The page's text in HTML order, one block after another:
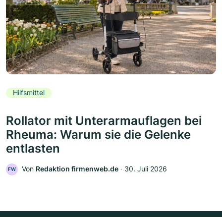
Hilfsmittel
Rollator mit Unterarmauflagen bei
Rheuma: Warum sie die Gelenke
entlasten
FW Von Redaktion firmenweb.de ‧ 30. Juli 2026